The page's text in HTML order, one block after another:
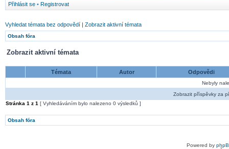
Přihlásit se • Registrovat
Vyhledat témata bez odpovědí | Zobrazit aktivní témata
Obsah fóra
Zobrazit aktivní témata
Témata Autor Odpovědi
Nebyly
Zobrazit příspěvky za
Stránka 1 z 1 [ Vyhledáváním bylo nalezeno 0 výsledků ]
Obsah fóra
Powered by